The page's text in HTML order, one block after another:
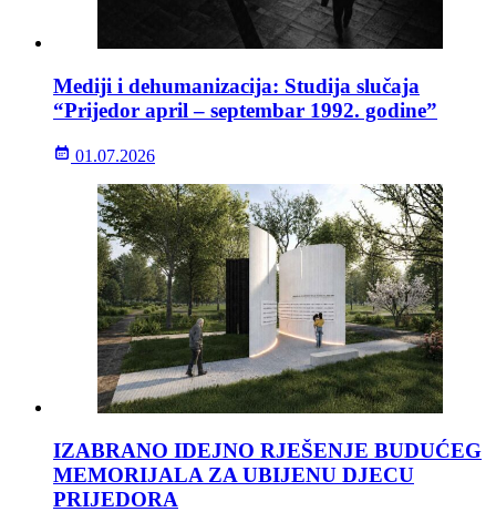
Mediji i dehumanizacija: Studija slučaja
“Prijedor april – septembar 1992. godine”
01.07.2026
IZABRANO IDEJNO RJEŠENJE BUDUĆEG
MEMORIJALA ZA UBIJENU DJECU
PRIJEDORA